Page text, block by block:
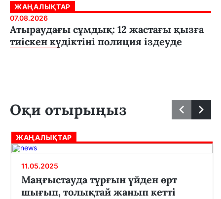
ЖАҢАЛЫҚТАР
07.08.2026
Атыраудағы сұмдық: 12 жастағы қызға
тиіскен күдіктіні полиция іздеуде
Оқи отырыңыз
ЖАҢАЛЫҚТАР
11.05.2025
Маңғыстауда тұрғын үйден өрт
шығып, толықтай жанып кетті